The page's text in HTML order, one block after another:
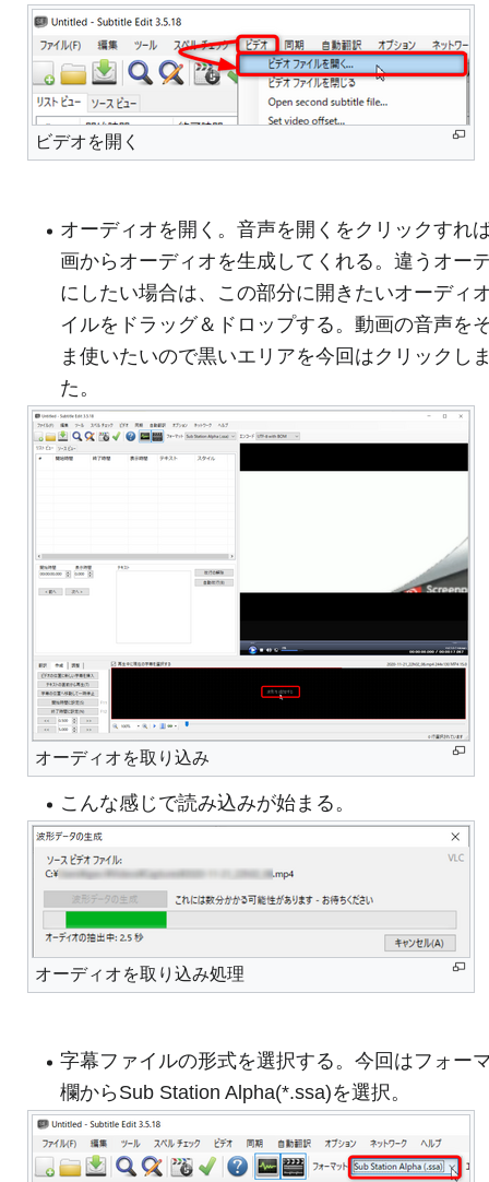
ビデオを開く
オーディオを開く。音声を開くをクリックすれ
画からオーディオを生成してくれる。違うオー
にしたい場合は、この部分に開きたいオーディ
イルをドラッグ＆ドロップする。動画の音声を
ま使いたいので黒いエリアを今回はクリックし
た。
オーディオを取り込み
こんな感じで読み込みが始まる。
オーディオを取り込み処理
字幕ファイルの形式を選択する。今回はフォー
欄からSub Station Alpha(*.ssa)を選択。